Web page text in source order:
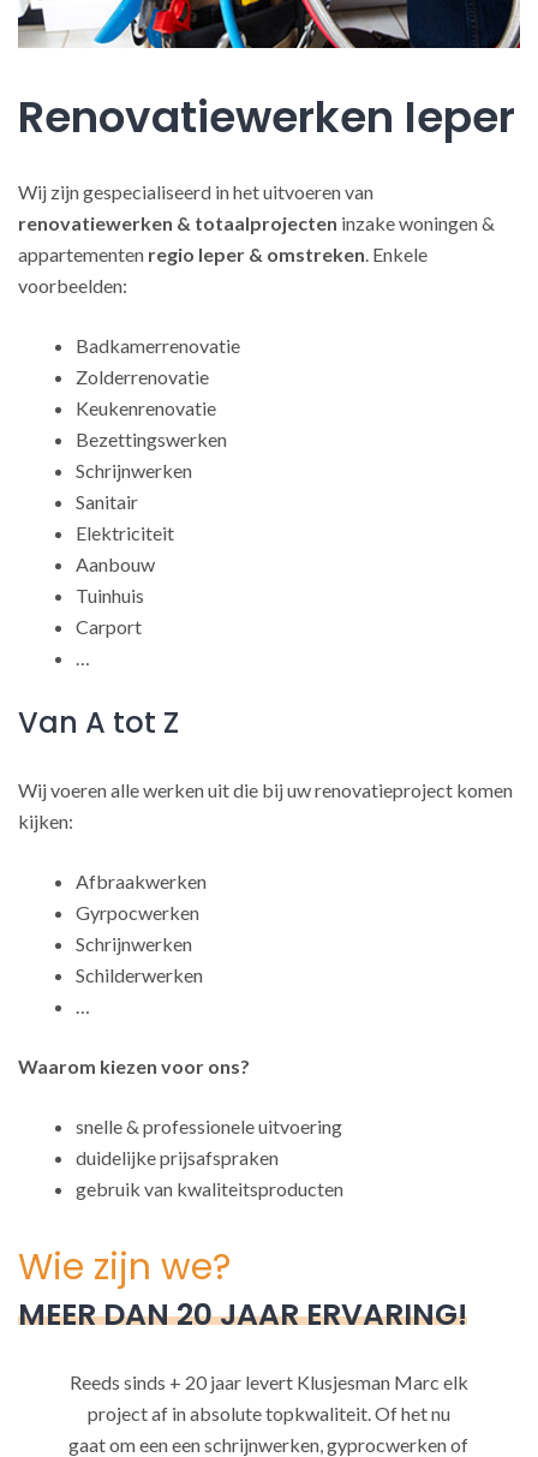
Renovatiewerken Ieper
Wij zijn gespecialiseerd in het uitvoeren van
renovatiewerken & totaalprojecten inzake woningen &
appartementen regio Ieper & omstreken. Enkele
voorbeelden:
Badkamerrenovatie
Zolderrenovatie
Keukenrenovatie
Bezettingswerken
Schrijnwerken
Sanitair
Elektriciteit
Aanbouw
Tuinhuis
Carport
…
Van A tot Z
Wij voeren alle werken uit die bij uw renovatieproject komen
kijken:
Afbraakwerken
Gyrpocwerken
Schrijnwerken
Schilderwerken
…
Waarom kiezen voor ons?
snelle & professionele uitvoering
duidelijke prijsafspraken
gebruik van kwaliteitsproducten
Wie zijn we?
MEER DAN 20 JAAR ERVARING!
Reeds sinds + 20 jaar levert Klusjesman Marc elk
project af in absolute topkwaliteit. Of het nu
gaat om een een schrijnwerken, gyprocwerken of